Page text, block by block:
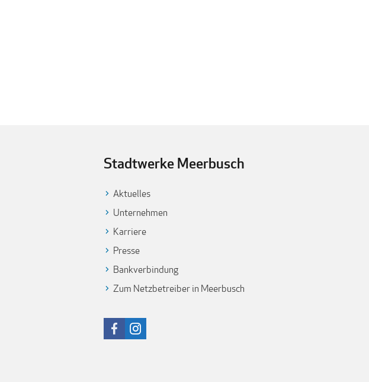
Stadtwerke Meerbusch
Aktuelles
Unternehmen
Karriere
Presse
Bankverbindung
Zum Netzbetreiber in Meerbusch